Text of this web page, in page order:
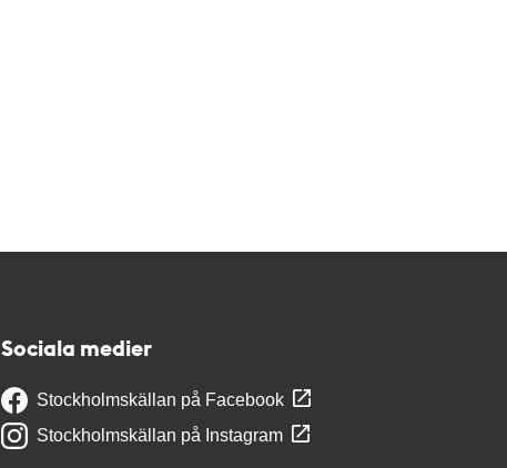
Sociala medier
Stockholmskällan på Facebook
Stockholmskällan på Instagram